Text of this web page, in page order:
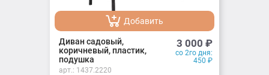
Добавить
Добавлено
Диван садовый,
коричневый, пластик,
подушка
3 000 ₽
со 2го дня:
450 ₽
арт.: 1437.2220